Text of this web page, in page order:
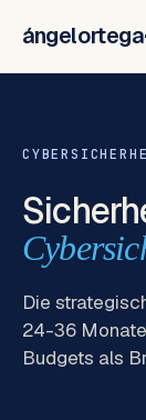
Die
24-36
Budgets als